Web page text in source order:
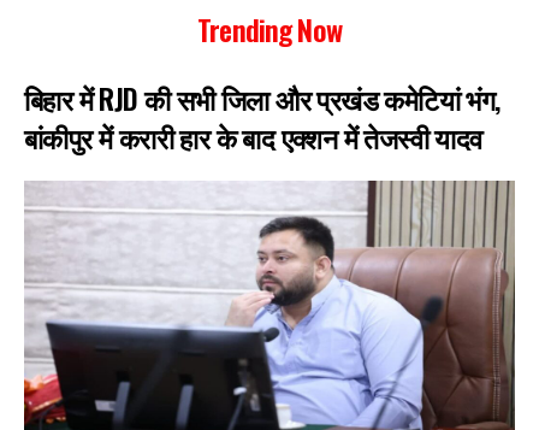
Trending Now
बिहार में RJD की सभी जिला और प्रखंड कमेटियां भंग,
बांकीपुर में करारी हार के बाद एक्शन में तेजस्वी यादव